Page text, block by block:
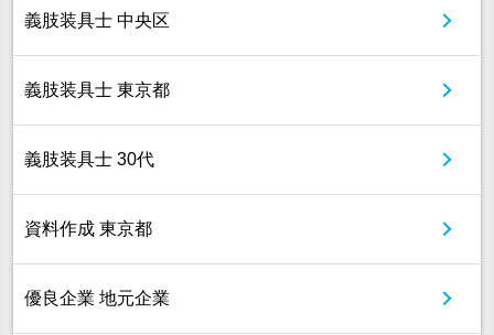
義肢装具士 中央区
義肢装具士 東京都
義肢装具士 30代
資料作成 東京都
優良企業 地元企業